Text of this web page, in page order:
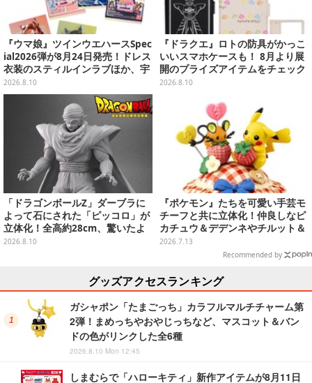
『ウマ娘』ツインウエハースSpec
ial2026弾が8月24日発売！ドレス
衣装のスティルインラブほか、宇
宙走娘<コスモピュエラ>など全30
種
2026.8.10
『ドラクエ』ロトの防具がかっこ
いいスマホケースも！ 8月より展
開のプライズアイテムをチェック
2026.8.10
「ドラゴンボールZ」ダーブラに
よって石にされた「ピッコロ」が
立体化！全高約28cm、驚いたよ
うな表情とポーズをそのまま再現
2026.8.10
『ポケモン』たちを可愛い手芸モ
チーフと共に立体化！仲良しなピ
カチュウ＆デデンネやチルット＆
ウールーなど全6種
2026.7.13
Recommended by
グッズアクセスランキング
ガシャポン「たまごっち」カラフルマルチチャーム第
2弾！まめっちやおやじっちなど、マスコット＆バン
ドの色がリンクした全6種
2026.8.10 Mon 12:45
しまむらで「ハローキティ」新作アイテムが8月11日